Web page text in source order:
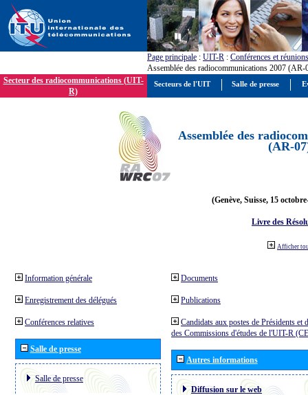
Page principale : UIT-R : Conférences et réunions
Assemblée des radiocommunications 2007 (AR-
Secteur des radiocommunications (UIT-
R)
Assemblée des
(AR-
(Genève, Suisse, 15
Livre des
Afficher
Information générale
Enregistrement des délégués
Conférences relatives
Salle de presse
Salle de presse
Documents
Publications
Candidats aux postes de Présidents et
des Commissions d'études de l'UIT-R
Autres informations
Diffusion sur le web
Secteurs de l'UIT Salle de presse